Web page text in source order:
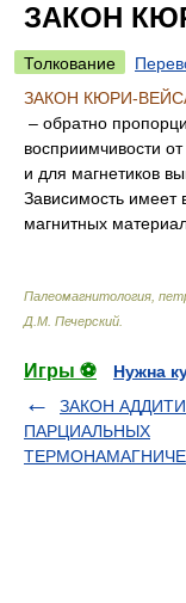
ЗАКОН
Толкование
ЗАКОН КЮРИ-
– обратно
восприимчивости
и для магнетиков
Зависимость имеет
магнитных
Палеомагнитология,
Д.М. Печерский
Игры ⚽
Нужна
ЗАКОН
ПАРЦИАЛЬНЫХ